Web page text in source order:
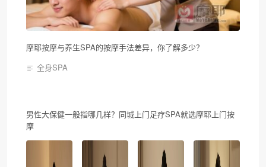
摩耶按摩与养生SPA的按摩手法差异，你了解多少？
全身SPA
男性大保健一般指哪几样？同城上门足疗SPA就选摩耶上门按
摩